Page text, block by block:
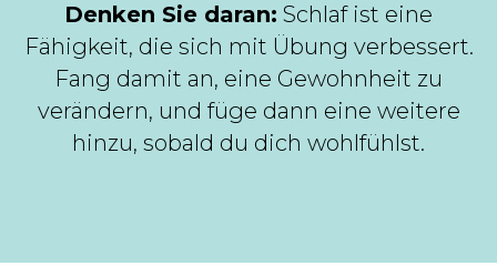
Denken Sie daran: Schlaf ist eine
Fähigkeit, die sich mit Übung verbessert.
Fang damit an, eine Gewohnheit zu
verändern, und füge dann eine weitere
hinzu, sobald du dich wohlfühlst.